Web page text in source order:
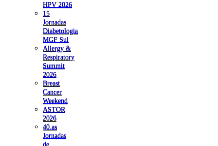
HPV 2026
15
Jornadas
Diabetologia
MGF Sul
Allergy &
Respiratory
Summit
2026
Breast
Cancer
Weekend
ASTOR
2026
40.as
Jornadas
de